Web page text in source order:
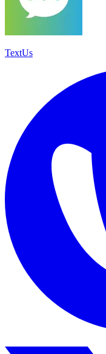
TextUs